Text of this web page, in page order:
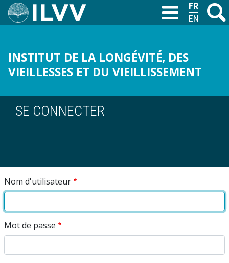
Aller
au
M
INSTITUT DE LA LONGÉVITÉ, DES
VIEILLESSES ET DU VIEILLISSEMENT
T
SE CONNECTER
Nom d'utilisateur
Mot de passe
FRANÇAIS
ENGLISH